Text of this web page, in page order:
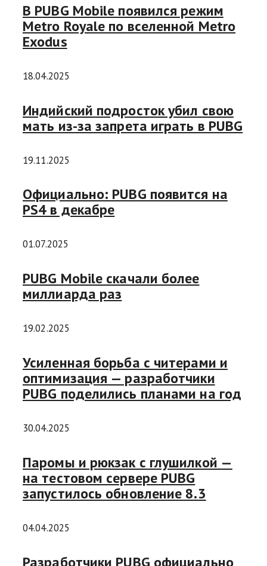
В PUBG Mobile появился режим
Metro Royale по вселенной Metro
Exodus
18.04.2025
Индийский подросток убил свою
мать из-за запрета играть в PUBG
19.11.2025
Официально: PUBG появится на
PS4 в декабре
01.07.2025
PUBG Mobile скачали более
миллиарда раз
19.02.2025
Усиленная борьба с читерами и
оптимизация — разработчики
PUBG поделились планами на год
30.04.2025
Паромы и рюкзак с глушилкой —
на тестовом сервере PUBG
запустилось обновление 8.3
04.04.2025
Разработчики PUBG официально